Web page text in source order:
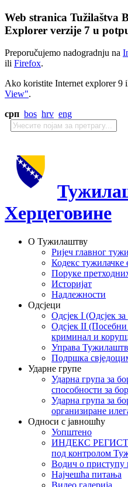
Web stranica Tužilaštva
Explorer verzije 7 u
Preporučujemo nadogradnju na
ili Firefox.
Ako koristite Internet explorer 9
View".
срп bos hrv eng
Херцеговине
О Тужилаштву
Ријеч главног
Кодекс тужилачке
Поруке
Историјат
Надлежности
Одсјеци
Одсјек I (Одсјек
Одсјек II (Посебни
криминал и
Управа
Подршка
Ударне групе
Ударна група за
способности за
Ударна група за
организиране
Односи с јавношћу
Уопштено
ИНДЕКС
под контролом
Водич о приступу
Најчешћа питања